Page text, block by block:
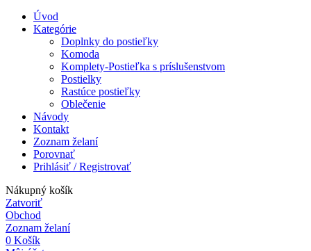
Úvod
Kategórie
Doplnky do postieľky
Komoda
Komplety-Postieľka s príslušenstvom
Postielky
Rastúce postieľky
Oblečenie
Návody
Kontakt
Zoznam želaní
Porovnať
Prihlásiť / Registrovať
Nákupný košík
Zatvoriť
Obchod
Zoznam želaní
0 Košík